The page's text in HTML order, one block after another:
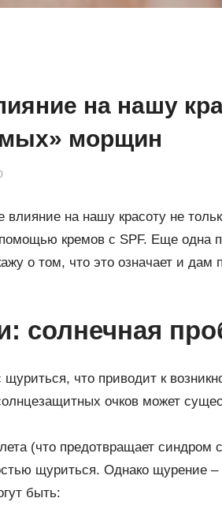
на нашу
морщин
влияние на нашу красоту не
кремов с SPF. Еще одна
о том, что это означает и
солнечная
щуриться, что приводит к
очков может
(что предотвращает синдром
щуриться. Однако щурение –
быть: